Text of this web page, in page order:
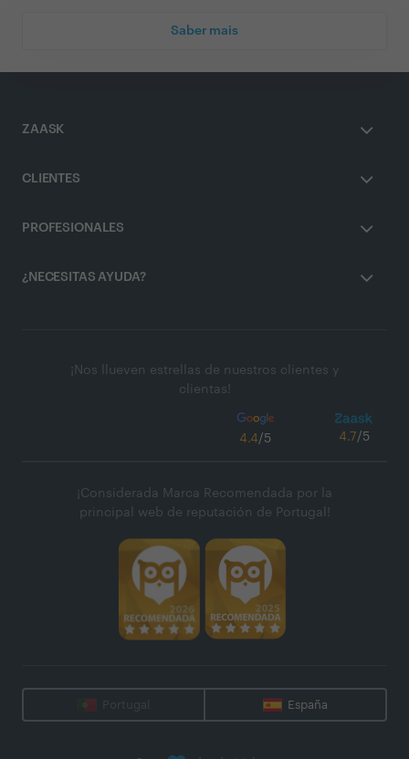
Saber mais
ZAASK
CLIENTES
PROFESIONALES
¿NECESITAS AYUDA?
¡Nos llueven estrellas de nuestros clientes y
clientas!
4.4/5 4.7/5
¡Considerada Marca Recomendada por la
principal web de reputación de Portugal!
Portugal España